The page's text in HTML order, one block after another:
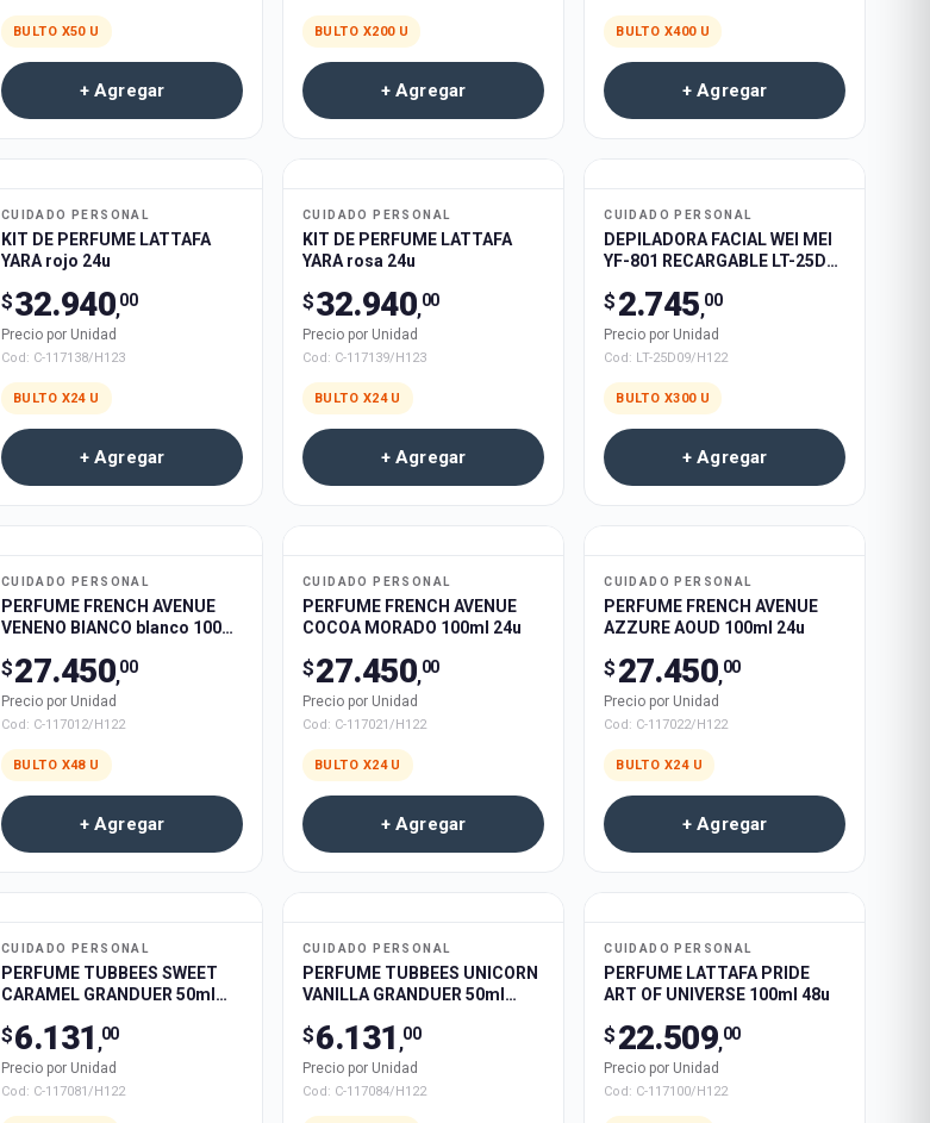
BULTO X50 U
+ Agregar
BULTO X200 U
+ Agregar
BULTO X400 U
+ Agregar
CUIDADO PERSONAL
KIT DE PERFUME LATTAFA
YARA rojo 24u
$32.940,00
Precio por Unidad
Cod: C-117138/H123
BULTO X24 U
+ Agregar
CUIDADO PERSONAL
KIT DE PERFUME LATTAFA
YARA rosa 24u
$32.940,00
Precio por Unidad
Cod: C-117139/H123
BULTO X24 U
+ Agregar
CUIDADO PERSONAL
DEPILADORA FACIAL WEI MEI
YF-801 RECARGABLE LT-25D09
DESARMADA 300u
$ 2.745,00
Precio por Unidad
Cod: LT-25D09/H122
BULTO X300 U
+ Agregar
CUIDADO PERSONAL
PERFUME FRENCH AVENUE
VENENO BIANCO blanco 100ml
$27.450,00
Precio por Unidad
Cod: C-117012/H122
BULTO X48 U
+ Agregar
CUIDADO PERSONAL
PERFUME FRENCH AVENUE
COCOA MORADO 100ml 24u
$27.450,00
Precio por Unidad
Cod: C-117021/H122
BULTO X24 U
+ Agregar
CUIDADO PERSONAL
PERFUME FRENCH AVENUE
AZZURE AOUD 100ml 24u
$ 27.450,00
Precio por Unidad
Cod: C-117022/H122
BULTO X24 U
+ Agregar
CUIDADO PERSONAL
PERFUME TUBBEES SWEET
CARAMEL GRANDUER 50ml
$6.131 ,00
Precio por Unidad
Cod: C-117081/H122
CUIDADO PERSONAL
PERFUME TUBBEES UNICORN
VANILLA GRANDUER 50ml
$6.131 ,00
Precio por Unidad
Cod: C-117084/H122
CUIDADO PERSONAL
PERFUME LATTAFA PRIDE
ART OF UNIVERSE 100ml 48u
$ 22.509,00
Precio por Unidad
Cod: C-117100/H122